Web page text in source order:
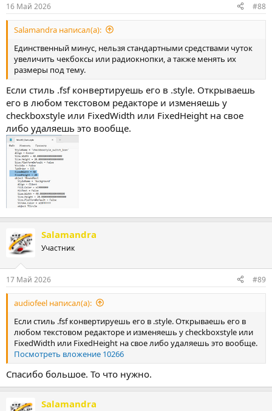
16 Май 2026 #88
Salamandra написал(а):
Единственный минус, нельзя стандартными средствами чуток
увеличить чекбоксы или радиокнопки, а также менять их
размеры под тему.
Если стиль .fsf конвертируешь его в .style. Открываешь
его в любом текстовом редакторе и изменяешь у
checkboxstyle или FixedWidth или FixedHeight на свое
либо удаляешь это вообще.
Salamandra
Участник
17 Май 2026 #89
audiofeel написал(а):
Если стиль .fsf конвертируешь его в .style. Открываешь его в
любом текстовом редакторе и изменяешь у checkboxstyle или
FixedWidth или FixedHeight на свое либо удаляешь это вообще.
Посмотреть вложение 10266
Спасибо большое. То что нужно.
Salamandra